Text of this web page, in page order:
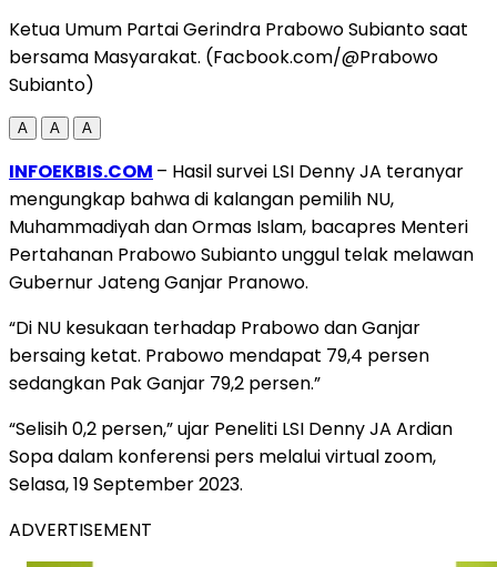
Ketua Umum Partai Gerindra Prabowo Subianto saat
bersama Masyarakat. (Facbook.com/@Prabowo
Subianto)
A A A
INFOEKBIS.COM – Hasil survei LSI Denny JA teranyar
mengungkap bahwa di kalangan pemilih NU,
Muhammadiyah dan Ormas Islam, bacapres Menteri
Pertahanan Prabowo Subianto unggul telak melawan
Gubernur Jateng Ganjar Pranowo.
“Di NU kesukaan terhadap Prabowo dan Ganjar
bersaing ketat. Prabowo mendapat 79,4 persen
sedangkan Pak Ganjar 79,2 persen.”
“Selisih 0,2 persen,” ujar Peneliti LSI Denny JA Ardian
Sopa dalam konferensi pers melalui virtual zoom,
Selasa, 19 September 2023.
ADVERTISEMENT